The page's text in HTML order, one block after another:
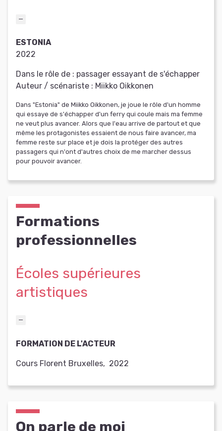
ESTONIA
2022
Dans le rôle de : passager essayant de s'échapper
Auteur / scénariste : Miikko Oikkonen
Dans "Estonia" de Miikko Oikkonen, je joue le rôle d'un homme
qui essaye de s'échapper d'un ferry qui coule mais ma femme
ne veut plus avancer. Alors que l'eau arrive de partout et que
même les protagonistes essaient de nous faire avancer, ma
femme reste sur place et je dois la protéger des autres
passagers qui n'ont d'autres choix de me marcher dessus
pour pouvoir avancer.
Formations
professionnelles
Écoles supérieures
artistiques
FORMATION DE L'ACTEUR
Cours Florent Bruxelles, 2022
On parle de moi